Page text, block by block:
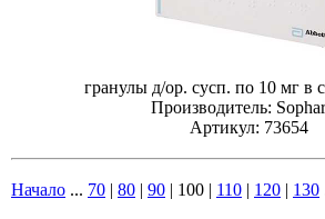
гранулы д/ор. сусп. по 10 мг в
Производитель:
Артикул: 73654
Начало ... 70 | 80 | 90 | 100 | 110 | 120 | 130